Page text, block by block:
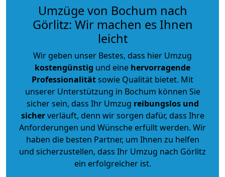
Umzüge von Bochum nach
Görlitz: Wir machen es Ihnen
leicht
Wir geben unser Bestes, dass hier Umzug
kostengünstig und eine hervorragende
Professionalitätsowie Qualität bietet. Mit
unserer Unterstützung in Bochum können Sie
sicher sein, dass Ihr Umzug reibungslos und
sicherverläuft, denn wir sorgen dafür, dass Ihre
Anforderungen und Wünsche erfüllt werden. Wir
haben die besten Partner, um Ihnen zu helfen
und sicherzustellen, dass Ihr Umzug nach Görlitz
ein erfolgreicher ist.